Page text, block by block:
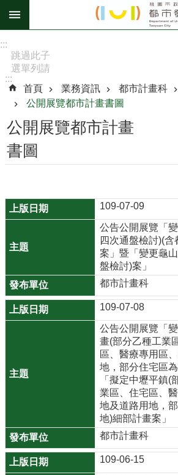
跳到主要內容區塊
階
搜
尋
訊
息
認
我
機
關
通
務
便
民
服
:::
跳過此子
選單列請
[Enter]，
繼續則按
[Tab]
:::
首頁
業務資訊 都市計畫科
公開展覽都市計畫書圖
公開展覽都市計畫
書圖
109-07-09
公告公開展覽「
四次通盤檢討)(
案」暨「變更龜
盤檢討)案」
都市計畫科
109-07-08
公告公開展覽「
畫(部分乙種工業
區、醫療專用區
地，部分住宅區
「擬定中壢平鎮(
業區、住宅區、
地及道路用地，
地)細部計畫案」
都市計畫科
109-06-15